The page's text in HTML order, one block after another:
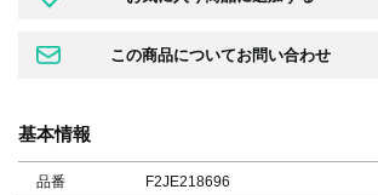
基本情報
品番 F2JE218696